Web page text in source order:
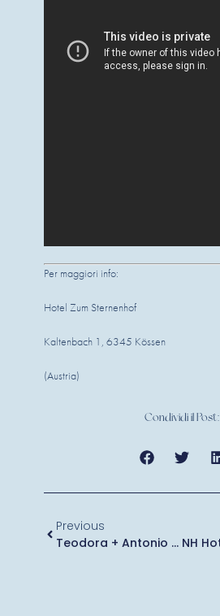
Per maggiori info:
Hotel Zum Sternenhof
Kaltenbach 1, 6345 Kössen
(Austria)
Condividi il Post:
Previous
Teodora + Antonio (Tenuta Valcurone)